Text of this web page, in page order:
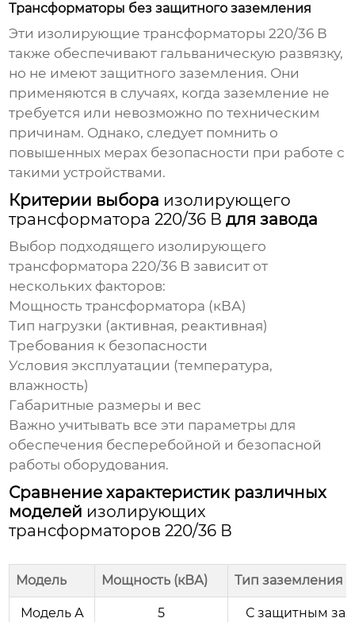
Трансформаторы без защитного заземления
Эти изолирующие трансформаторы 220/36 В
также обеспечивают гальваническую развязку,
но не имеют защитного заземления. Они
применяются в случаях, когда заземление не
требуется или невозможно по техническим
причинам. Однако, следует помнить о
повышенных мерах безопасности при работе с
такими устройствами.
Критерии выбора изолирующего
трансформатора 220/36 В для завода
Выбор подходящего изолирующего
трансформатора 220/36 В зависит от
нескольких факторов:
Мощность трансформатора (кВА)
Тип нагрузки (активная, реактивная)
Требования к безопасности
Условия эксплуатации (температура,
влажность)
Габаритные размеры и вес
Важно учитывать все эти параметры для
обеспечения бесперебойной и безопасной
работы оборудования.
Сравнение характеристик различных
моделей изолирующих
трансформаторов 220/36 В
Модель Мощность (кВА) Тип заземления
Модель А 5 С защитным